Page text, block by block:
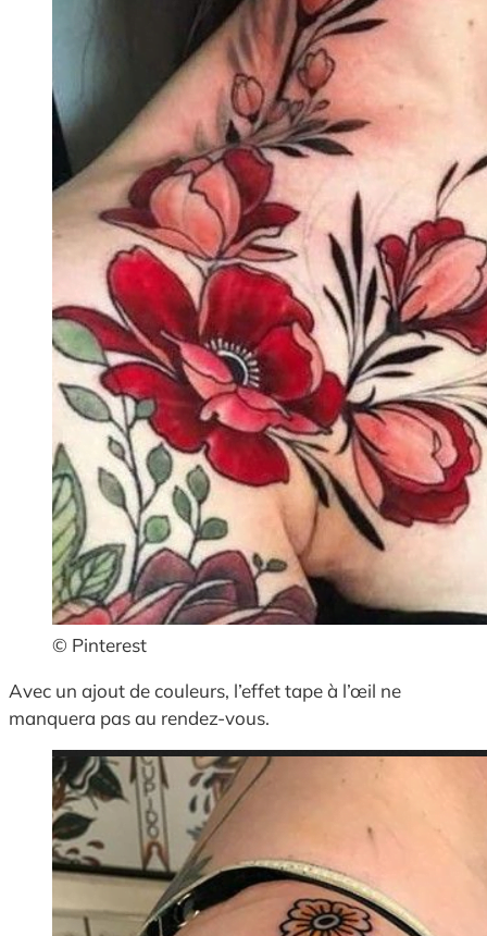
© Pinterest
Avec un ajout de couleurs, l’effet tape à l’œil ne
manquera pas au rendez-vous.